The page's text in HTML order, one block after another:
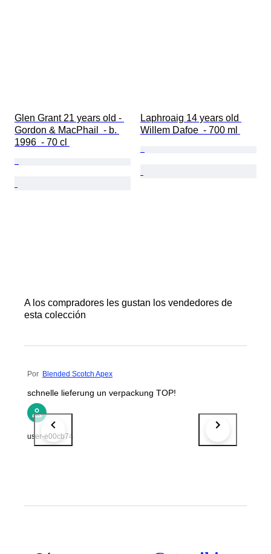
Glen Grant 21 years old -
Gordon & MacPhail  - b.
1996  - 70 cl
Laphroaig 14 years old
Willem Dafoe  - 700 ml
A los compradores les gustan los vendedores de
esta colección
Por Blended Scotch Apex
schnelle lieferung un verpackung TOP!
user-e00cb74